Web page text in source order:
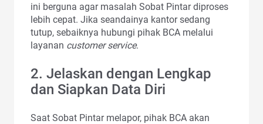
ini berguna agar masalah Sobat Pintar diproses
lebih cepat. Jika seandainya kantor sedang
tutup, sebaiknya hubungi pihak BCA melalui
layanan customer service.
2. Jelaskan dengan Lengkap
dan Siapkan Data Diri
Saat Sobat Pintar melapor, pihak BCA akan